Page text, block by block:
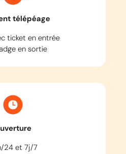
télépéage
ticket en entrée
en sortie
24 et 7j/7